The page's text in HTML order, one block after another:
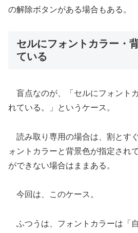
の解除ボタンがある場合もある。
セルにフォントカラー・
ている
盲点なのが、「セルにフォント
れている。」というケース。
読み取り専用の場合は、割とす
ォントカラーと背景色が指定され
ができない場合はままある。
今回は、このケース。
ふつうは、フォントカラーは「